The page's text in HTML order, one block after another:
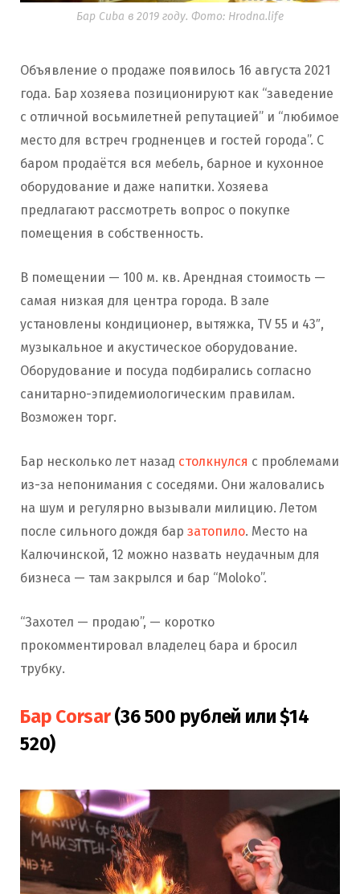
Бар Cuba в 2019 году. Фото: Hrodna.life
Объявление о продаже появилось 16 августа 2021
года. Бар хозяева позиционируют как “заведение
с отличной восьмилетней репутацией” и “любимое
место для встреч гродненцев и гостей города”. С
баром продаётся вся мебель, барное и кухонное
оборудование и даже напитки. Хозяева
предлагают рассмотреть вопрос о покупке
помещения в собственность.
В помещении — 100 м. кв. Арендная стоимость —
самая низкая для центра города. В зале
установлены кондиционер, вытяжка, TV 55 и 43″,
музыкальное и акустическое оборудование.
Оборудование и посуда подбирались согласно
санитарно-эпидемиологическим правилам.
Возможен торг.
Бар несколько лет назад столкнулся с проблемами
из-за непонимания с соседями. Они жаловались
на шум и регулярно вызывали милицию. Летом
после сильного дождя бар затопило. Место на
Калючинской, 12 можно назвать неудачным для
бизнеса — там закрылся и бар “Moloko”.
“Захотел — продаю”, — коротко
прокомментировал владелец бара и бросил
трубку.
Бар Corsar(36 500 рублей или $14
520)